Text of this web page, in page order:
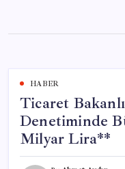
content
HABER
Ticaret
Denetiminde
Milyar Lira**